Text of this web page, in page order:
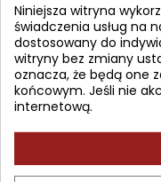
1
- 61,98 zł
Niniejsza witryna
świadczenia usług na
dostosowany do
witryny bez zmiany
oznacza, że będą one
końcowym. Jeśli nie
internetową.